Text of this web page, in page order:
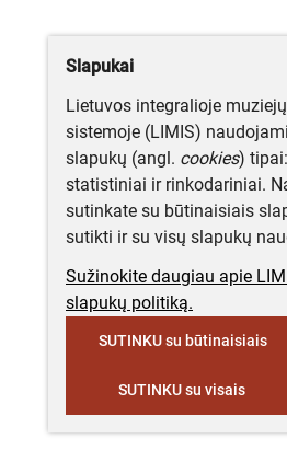
Slapukai
Lietuvos integralioje
sistemoje (LIMIS)
slapukų (angl. cookies)
statistiniai ir rinkodariniai.
sutinkate su būtinaisiais
sutikti ir su visų slapukų
Sužinokite daugiau apie
slapukų politiką.
SUTINKU su būtinaisiais
SUTINKU su visais